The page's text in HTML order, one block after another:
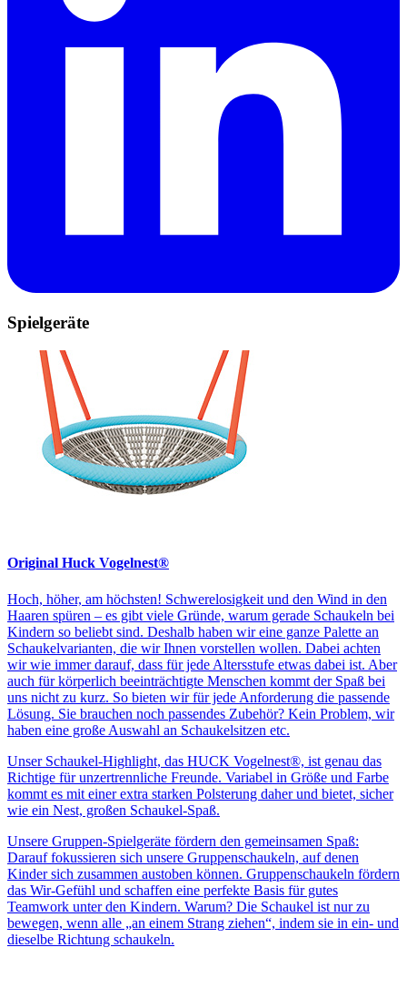
Spielgeräte
Original Huck Vogelnest®
Hoch, höher, am höchsten! Schwerelosigkeit und den Wind in den
Haaren spüren – es gibt viele Gründe, warum gerade Schaukeln bei
Kindern so beliebt sind. Deshalb haben wir eine ganze Palette an
Schaukelvarianten, die wir Ihnen vorstellen wollen. Dabei achten
wir wie immer darauf, dass für jede Altersstufe etwas dabei ist. Aber
auch für körperlich beeinträchtigte Menschen kommt der Spaß bei
uns nicht zu kurz. So bieten wir für jede Anforderung die passende
Lösung. Sie brauchen noch passendes Zubehör? Kein Problem, wir
haben eine große Auswahl an Schaukelsitzen etc.
Unser Schaukel-Highlight, das HUCK Vogelnest®, ist genau das
Richtige für unzertrennliche Freunde. Variabel in Größe und Farbe
kommt es mit einer extra starken Polsterung daher und bietet, sicher
wie ein Nest, großen Schaukel-Spaß.
Unsere Gruppen-Spielgeräte fördern den gemeinsamen Spaß:
Darauf fokussieren sich unsere Gruppenschaukeln, auf denen
Kinder sich zusammen austoben können. Gruppenschaukeln fördern
das Wir-Gefühl und schaffen eine perfekte Basis für gutes
Teamwork unter den Kindern. Warum? Die Schaukel ist nur zu
bewegen, wenn alle „an einem Strang ziehen“, indem sie in ein- und
dieselbe Richtung schaukeln.